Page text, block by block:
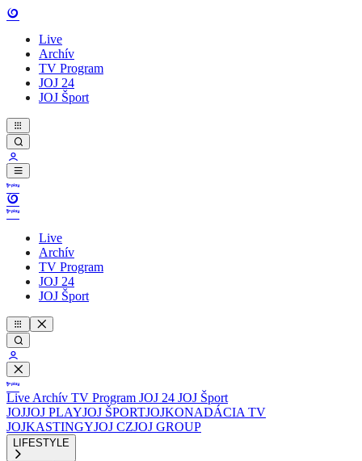
Live
Archív
TV Program
JOJ 24
JOJ Šport
Live
Archív
TV Program
JOJ 24
JOJ Šport
Live Archív TV Program JOJ 24 JOJ Šport
JOJJOJ PLAYJOJ ŠPORTJOJKONADÁCIA TV
JOJKASTINGYJOJ CZJOJ GROUP
LIFESTYLE